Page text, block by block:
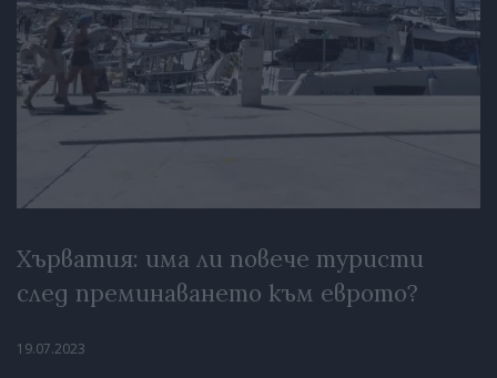
Хърватия: има ли повече туристи
след преминаването към еврото?
19.07.2023